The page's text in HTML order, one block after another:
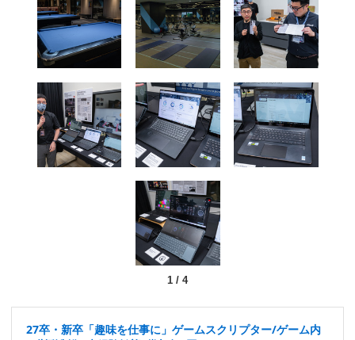
1/ 4
27卒・新卒「趣味を仕事に」ゲームスクリプター/ゲーム内